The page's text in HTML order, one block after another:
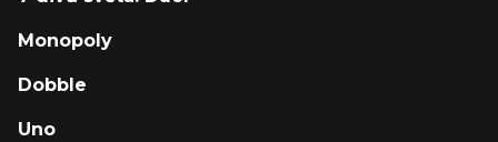
Monopoly
Dobble
Uno